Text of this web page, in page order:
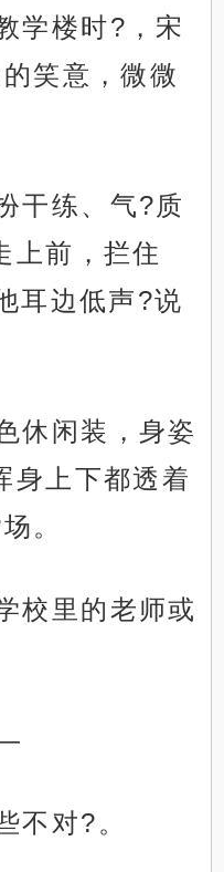
学楼时?，宋
笑意，微微
干练、气?质
上前，拦住
耳边低声?说
休闲装，身姿
身上下都透着
。
校里的老师或
不对?。